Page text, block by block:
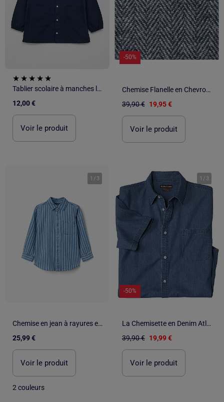
Tablier scolaire à manches longues
12,00 €
Voir le produit
-50%
Chemise Flanelle en Chevron Esprit Pilote - Atlas For Men
39,90 € 19,95 €
Voir le produit
1 / 3
Chemise en jean à rayures et poche
25,99 €
Voir le produit
2 couleurs
1 / 3
-50%
La Chemisette en Denim Atlas® - ATLAS FOR MEN
39,90 € 19,99 €
Voir le produit